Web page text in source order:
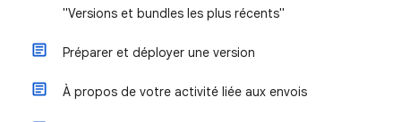
"Versions et bundles les plus récents"
Préparer et déployer une version
À propos de votre activité liée aux envois